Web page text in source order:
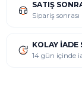
SATIŞ
Sipariş
KOLAY İADE
14 gün içinde